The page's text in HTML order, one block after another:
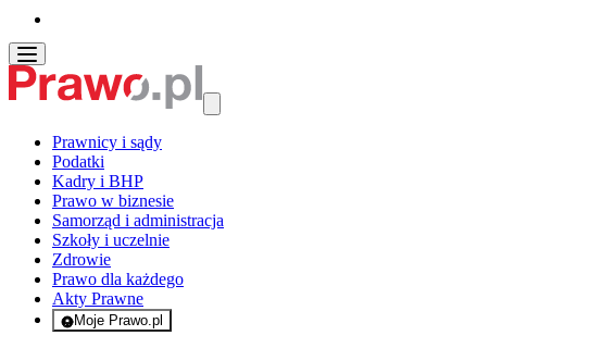
Prawnicy i sądy
Podatki
Kadry i BHP
Prawo w biznesie
Samorząd i administracja
Szkoły i uczelnie
Zdrowie
Prawo dla każdego
Akty Prawne
Moje Prawo.pl
- rejestracja i logowanie do serwisu